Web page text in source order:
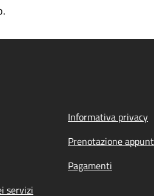
Informativa privacy
Prenotazione
Pagamenti
servizi